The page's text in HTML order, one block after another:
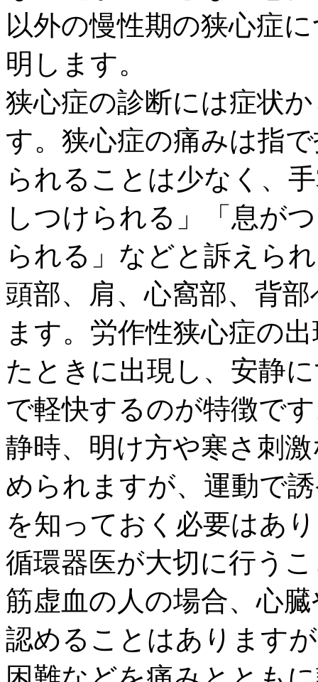
以外の慢性期の狭心症
明します。
狭心症の診断には症状
す。狭心症の痛みは指
られることは少なく、
しつけられる」「息が
られる」などと訴えら
頭部、肩、心窩部、背
ます。労作性狭心症の
たときに出現し、安静
で軽快するのが特徴で
静時、明け方や寒さ刺
められますが、運動で
を知っておく必要はあ
循環器医が大切に行う
筋虚血の人の場合、心
認めることはあります